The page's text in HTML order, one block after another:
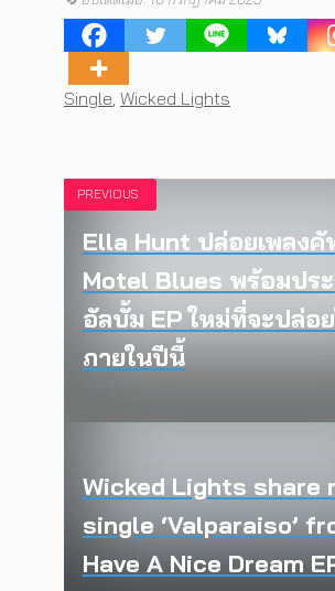
Tags
Single Wicked Lights
PREVIOUS
Ella Hunt ปล่อยเพลงคั
Motel Blues พร้อมปร
อัลบั้ม EP ใหม่ที่จะปล่อ
ภายในปีนี้
Wicked Lights share
single ‘Valparaiso’
Have A Nice Dream